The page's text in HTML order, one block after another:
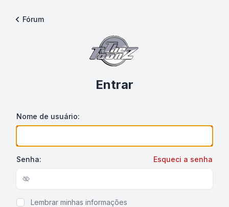
Fórum
Entrar
Nome de usuário:
Senha: Esqueci a senha
Show/hide password
Lembrar minhas informações